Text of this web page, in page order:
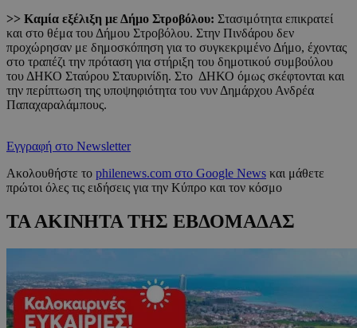
>> Καμία εξέλιξη με Δήμο Στροβόλου: Στασιμότητα επικρατεί
και στο θέμα του Δήμου Στροβόλου. Στην Πινδάρου δεν
προχώρησαν με δημοσκόπηση για το συγκεκριμένο Δήμο, έχοντας
στο τραπέζι την πρόταση για στήριξη του δημοτικού συμβούλου
του ΔΗΚΟ Σταύρου Σταυρινίδη. Στο ΔΗΚΟ όμως σκέφτονται και
την περίπτωση της υποψηφιότητα του νυν Δημάρχου Ανδρέα
Παπαχαραλάμπους.
Εγγραφή στο Newsletter
Ακολουθήστε το philenews.com στο Google News και μάθετε
πρώτοι όλες τις ειδήσεις για την Κύπρο και τον κόσμο
ΤΑ ΑΚΙΝΗΤΑ ΤΗΣ ΕΒΔΟΜΑΔΑΣ